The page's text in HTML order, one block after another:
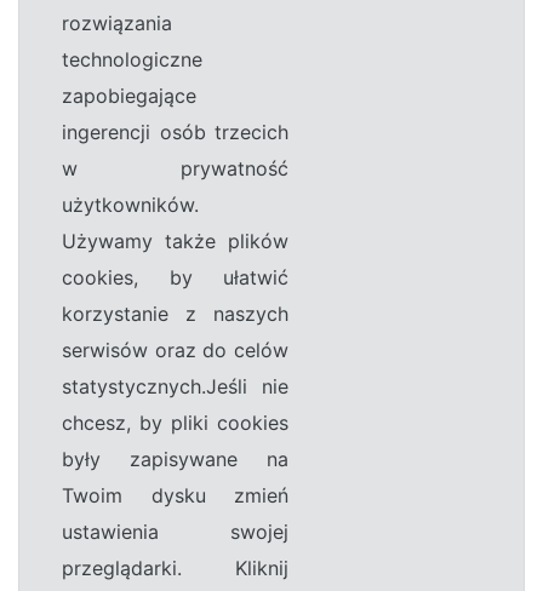
rozwiązania
technologiczne
zapobiegające
ingerencji osób trzecich
w prywatność
użytkowników.
Używamy także plików
cookies, by ułatwić
korzystanie z naszych
serwisów oraz do celów
statystycznych.Jeśli nie
chcesz, by pliki cookies
były zapisywane na
Twoim dysku zmień
ustawienia swojej
przeglądarki. Kliknij